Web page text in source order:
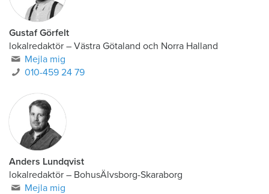
Gustaf Görfelt
lokalredaktör – Västra Götaland och Norra Halland
Mejla mig
010-459 24 79
Anders Lundqvist
lokalredaktör – BohusÄlvsborg-Skaraborg
Mejla mig